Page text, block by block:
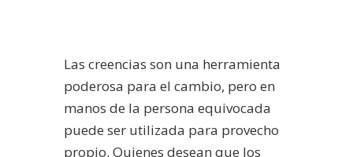
Las creencias son una herramienta
poderosa para el cambio, pero en
manos de la persona equivocada
puede ser utilizada para provecho
propio. Quienes desean que los